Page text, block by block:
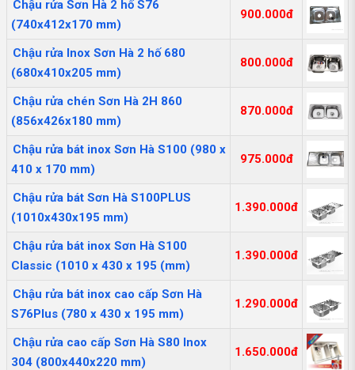
Chậu rửa Sơn Hà 2 hố S76
(740x412x170 mm)
900.000đ
Chậu rửa Inox Sơn Hà 2 hố 680
(680x410x205 mm)
800.000đ
Chậu rửa chén Sơn Hà 2H 860
(856x426x180 mm)
870.000đ
Chậu rửa bát inox Sơn Hà S100 (980 x
410 x 170 mm)
975.000đ
Chậu rửa bát Sơn Hà S100PLUS
(1010x430x195 mm)
1.390.000đ
Chậu rửa bát inox Sơn Hà S100
Classic (1010 x 430 x 195 (mm)
1.390.000đ
Chậu rửa bát inox cao cấp Sơn Hà
S76Plus (780 x 430 x 195 mm)
1.290.000đ
Chậu rửa cao cấp Sơn Hà S80 Inox
304 (800x440x220 mm)
1.650.000đ